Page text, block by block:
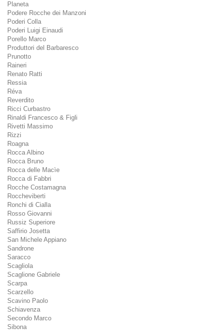
Planeta
Podere Rocche dei Manzoni
Poderi Colla
Poderi Luigi Einaudi
Porello Marco
Produttori del Barbaresco
Prunotto
Raineri
Renato Ratti
Ressia
Réva
Reverdito
Ricci Curbastro
Rinaldi Francesco & Figli
Rivetti Massimo
Rizzi
Roagna
Rocca Albino
Rocca Bruno
Rocca delle Macìe
Rocca di Fabbri
Rocche Costamagna
Roccheviberti
Ronchi di Cialla
Rosso Giovanni
Russiz Superiore
Saffirio Josetta
San Michele Appiano
Sandrone
Saracco
Scagliola
Scaglione Gabriele
Scarpa
Scarzello
Scavino Paolo
Schiavenza
Secondo Marco
Sibona